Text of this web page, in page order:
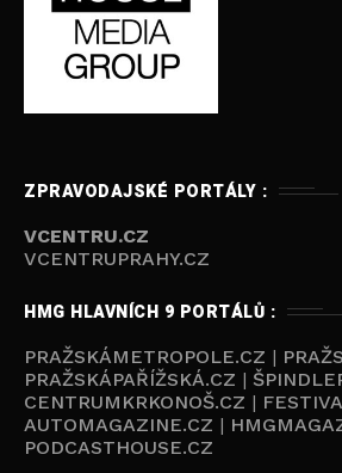
ZPRAVODAJSKÉ PORTÁLY :
VCENTRU.CZ
VCENTRUPRAHY.CZ
HMG HLAVNÍCH 9 PORTÁLŮ :
PRAŽSKÁMETROPOLE.CZ |
PRAŽSKÁPAŘÍŽSKÁ.CZ |
CENTRUMKRKONOŠ.CZ |
AUTOMAGAZINE.CZ |
PODCASTHOUSE.CZ